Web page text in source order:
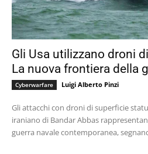
Gli Usa utilizzano droni
La nuova frontiera della
Cyberwarfare Luigi Alberto Pinzi
Gli attacchi con droni di superficie
iraniano di Bandar Abbas
guerra navale contemporanea,